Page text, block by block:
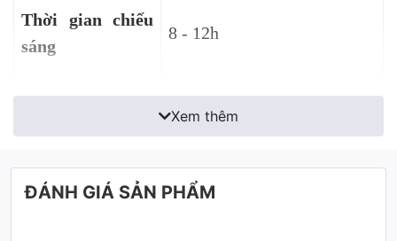
Thời gian chiếu
sáng
8 - 12h
Xem thêm
ĐÁNH GIÁ SẢN PHẨM